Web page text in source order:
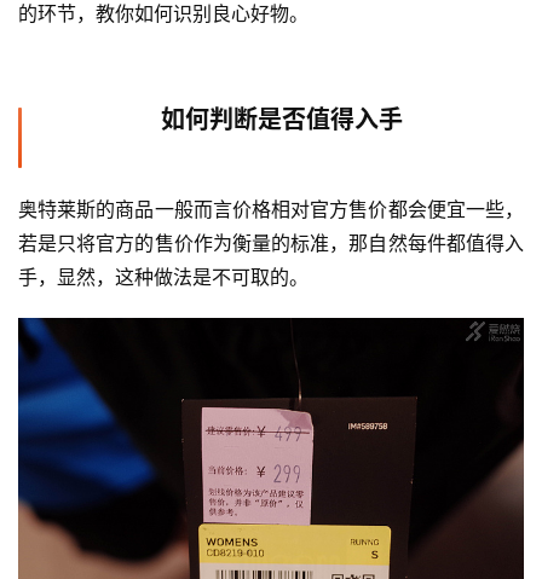
的环节，教你如何识别良心好物。
如何判断是否值得入手
奥特莱斯的商品一般而言价格相对官方售价都会便宜一些，
若是只将官方的售价作为衡量的标准，那自然每件都值得入
手，显然，这种做法是不可取的。